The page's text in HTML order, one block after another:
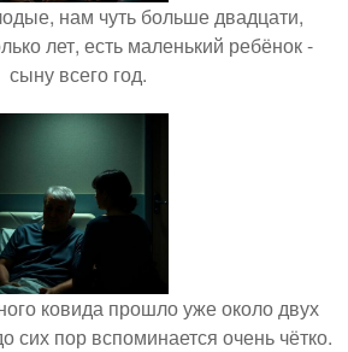
нам чуть больше двадцати,
лет, есть маленький ребёнок -
сыну всего год.
ковида прошло уже около двух
сих пор вспоминается очень чётко.